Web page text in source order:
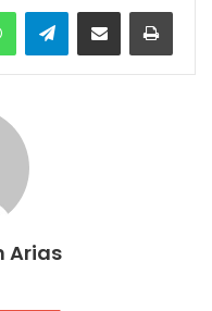
WhatsAppTelegramCompartir por correo electrónico
Arias